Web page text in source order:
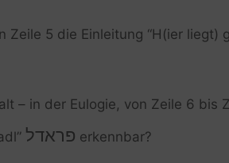
5 die Einleitung “H(ier liegt)
– in der Eulogie, von Zeile 6 bis
פראדל erkennbar?